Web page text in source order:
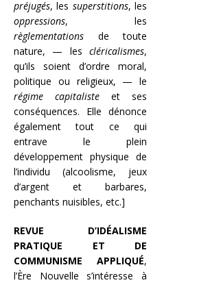
préjugés, les superstitions, les
oppressions, les
règlementations de toute
nature, — les cléricalismes,
qu’ils soient d’ordre moral,
politique ou religieux, — le
régime capitaliste et ses
conséquences. Elle dénonce
également tout ce qui
entrave le plein
développement physique de
l’individu (alcoolisme, jeux
d’argent et barbares,
penchants nuisibles, etc.]
REVUE D’IDÉALISME
PRATIQUE ET DE
COMMUNISME APPLIQUÉ,
l’Ère Nouvelle s’intéresse à